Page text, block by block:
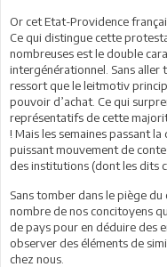
Or cet Etat-Providence
Ce qui distingue cette
nombreuses est le double
intergénérationnel. Sans aller
ressort que le leitmotiv
pouvoir d’achat. Ce qui
représentatifs de cette
! Mais les semaines passant
puissant mouvement de
des institutions (dont les dits
Sans tomber dans le piège
nombre de nos concitoyens
de pays pour en déduire des
observer des éléments de
chez nous.